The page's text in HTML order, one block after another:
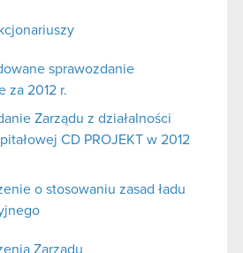
sprawozdanie
za 2012 r.
Zarządu z działalności
CD PROJEKT w 2012
o stosowaniu zasad ładu
Zarządu